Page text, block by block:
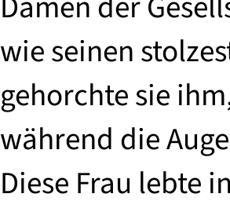
wie seinen
gehorchte sie
während die
Diese Frau lebte